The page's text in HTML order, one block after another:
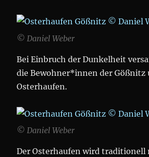
© Daniel Weber
Bei Einbruch der Dunkelheit
die Bewohner*innen der Gößnitz
Osterhaufen.
© Daniel Weber
Der Osterhaufen wird traditionell